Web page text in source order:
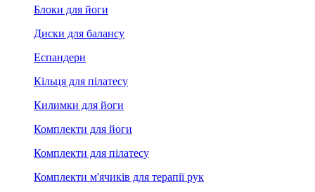
Блоки для йоги
Диски для балансу
Еспандери
Кільця для пілатесу
Килимки для йоги
Комплекти для йоги
Комплекти для пілатесу
Комплекти м'ячиків для терапії рук